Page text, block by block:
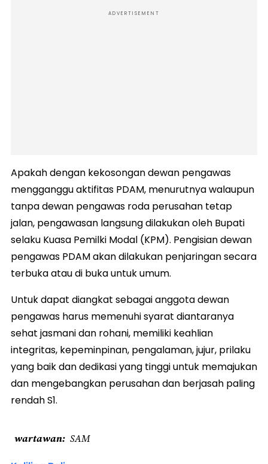
ADVERTISEMENT
Apakah dengan kekosongan dewan pengawas
mengganggu aktifitas PDAM, menurutnya walaupun
tanpa dewan pengawas roda perusahan tetap
jalan, pengawasan langsung dilakukan oleh Bupati
selaku Kuasa Pemilki Modal (KPM). Pengisian dewan
pengawas PDAM akan dilakukan penjaringan secara
terbuka atau di buka untuk umum.
Untuk dapat diangkat sebagai anggota dewan
pengawas harus memenuhi syarat diantaranya
sehat jasmani dan rohani, memiliki keahlian
integritas, kepeminpinan, pengalaman, jujur, prilaku
yang baik dan dedikasi yang tinggi untuk memajukan
dan mengebangkan perusahan dan berjasah paling
rendah S1.
wartawan SAM